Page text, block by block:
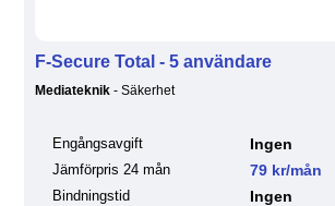
F-Secure Total - 5 användare
Mediateknik - Säkerhet
Engångsavgift Ingen
Jämförpris 24 mån 79 kr/mån
Bindningstid Ingen